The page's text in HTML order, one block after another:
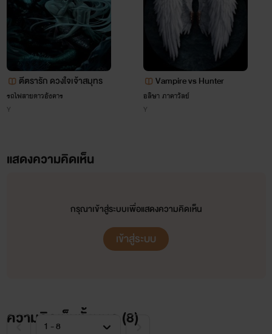
เลยครับ เพราะทางมหาลัยดันใจดี ส่งจดหมายมาแสดงความยินดี
ถึงที่ อยากจะบอกว่าไม่ต้องเสียตังค่าแสตมป์ส่งมาก็ได้นะครับ คือ
บ้านผมมีอินเตอร์เน็ต T^T จากการรับรู้ของคุณหญิงแม่ นอกจาก
ผมจะโดนด่าเปิดเปิงแล้ว ผมยังโดนไล่ออกจากบ้านอีก คือบ้านผม
ก็ไม่ได้ไกลจากมหาลัยสักเท่าไหร่ ทั้งๆ ที่ผมวางแผนไว้แล้วแท้ๆ
ผมจะไปอยู่ที่ไหน！ แต่ก็โชคดีเหลือเกินครับที่เพื่อนที่เจอกัน
สงฆ์ เกาะชายเสื้อนักศึกษาไปอยู่ด้วยซะเลย แต่ทำไมอยู่ไปอยู่มา
ผมรู้สึกเหมือนกลายเป็นทาสมันวะครับ? ทำไมแค่ผมถอดรองเท้า
แล้วไม่เอาเก็บใส่ตู้มันต้องบ่นจนหูผมดับด้วยครับ? แล้วทำไมมัน
ไง ไม่ต้องจ้องจะข่มขืนกันทุกเมื่อเชื่อวันแบบนี้ก็ด้ายย ไอ้เพิร์ธ ไอ้
ตีตรารัก ดวงใจเจ้าสมุทร
รถไฟสายดาวอังคาร
Y
Vampire vs Hunter
อลิษา ภาคาวัลย์
Y
แสดงความคิดเห็น
กรุณาเข้าสู่ระบบเพื่อแสดงความคิดเห็น
เข้าสู่ระบบ
ความคิดเห็นทั้งหมด (8)